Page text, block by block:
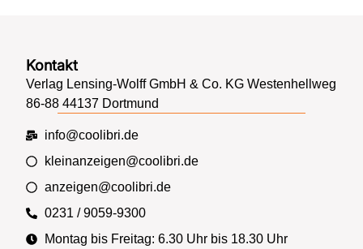
Kontakt
Verlag Lensing-Wolff GmbH & Co. KG Westenhellweg
86-88 44137 Dortmund
info@coolibri.de
kleinanzeigen@coolibri.de
anzeigen@coolibri.de
0231 / 9059-9300
Montag bis Freitag: 6.30 Uhr bis 18.30 Uhr